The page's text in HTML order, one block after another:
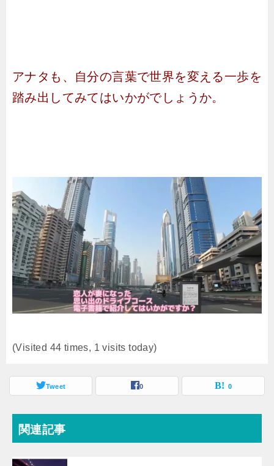
アナタも、自分の言葉で世界を変える一歩を
踏み出してみてはいかがでしょうか。
(Visited 44 times, 1 visits today)
Tweet 0 0
関連記事